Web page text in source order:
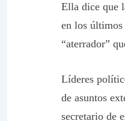
Ella dice que
en los
“aterrador”
Líderes
de asuntos
secretario de